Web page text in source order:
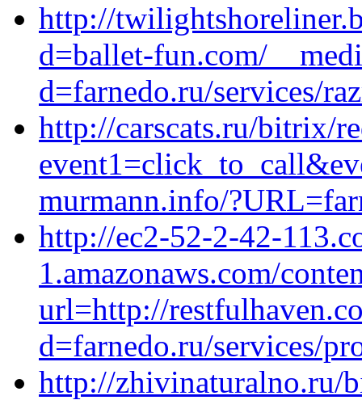
http://
d=ballet-fun.com/
d=farnedo.ru/services/
http://carscats.ru/bitrix/
murmann.info/
http://ec2-52-2-42-
1.amazonaws.com/
url=http://
d=farnedo.ru/services/
http://zhivinaturalno.ru/